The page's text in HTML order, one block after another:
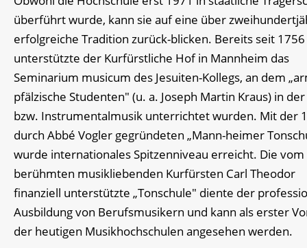
überführt wurde, kann sie auf eine über
erfolgreiche Tradition zurück-blicken. Bereits seit 1756
unterstützte der Kurfürstliche Hof in Mannheim das
Seminarium musicum des Jesuiten-Kollegs, an dem
pfälzische Studenten" (u. a. Joseph Martin Kraus) in der
bzw. Instrumentalmusik unterrichtet wurden. Mit der
durch Abbé Vogler gegründeten „Mann-heimer
wurde internationales Spitzenniveau erreicht. Die vom
berühmten musikliebenden Kurfürsten Carl Theodor
finanziell unterstützte „Tonschule" diente der
Ausbildung von Berufsmusikern und kann als erster
der heutigen Musikhochschulen angesehen werden.